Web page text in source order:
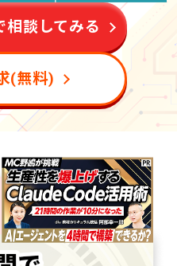
相談してみる
(無料)